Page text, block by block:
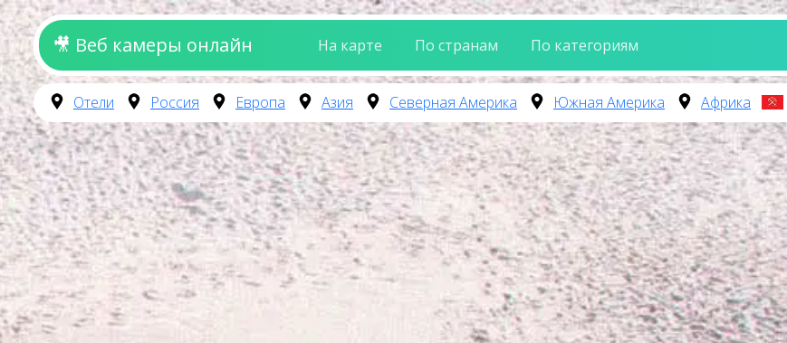
🎥 Веб камеры онлайн На карте По странам По категориям
Отели Россия Европа Азия Северная Америка Южная Америка Африка